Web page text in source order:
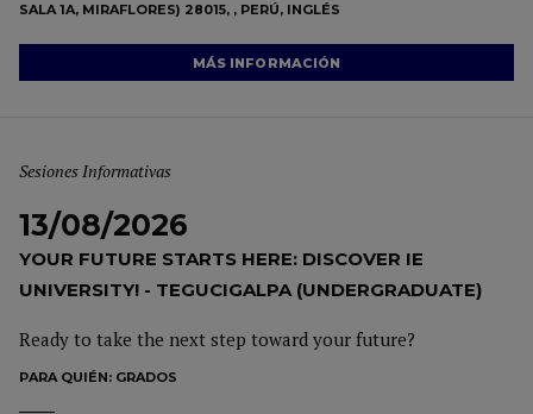
SALA 1A, MIRAFLORES) 28015, , PERÚ, INGLÉS
MÁS INFORMACIÓN
Sesiones Informativas
13/08/2026
YOUR FUTURE STARTS HERE: DISCOVER IE
UNIVERSITY! - TEGUCIGALPA (UNDERGRADUATE)
Ready to take the next step toward your future?
PARA QUIÉN: GRADOS